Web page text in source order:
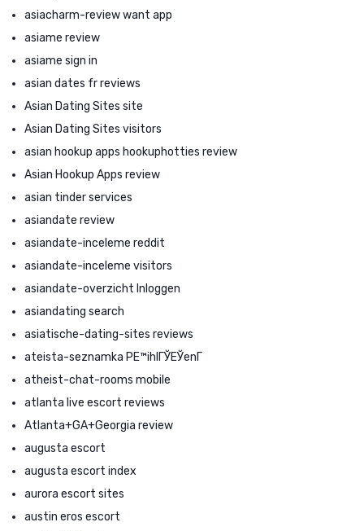
asiacharm-review want app
asiame review
asiame sign in
asian dates fr reviews
Asian Dating Sites site
Asian Dating Sites visitors
asian hookup apps hookuphotties review
Asian Hookup Apps review
asian tinder services
asiandate review
asiandate-inceleme reddit
asiandate-inceleme visitors
asiandate-overzicht Inloggen
asiandating search
asiatische-dating-sites reviews
ateista-seznamka PЕ™ihlГЎЕЎenГ­
atheist-chat-rooms mobile
atlanta live escort reviews
Atlanta+GA+Georgia review
augusta escort
augusta escort index
aurora escort sites
austin eros escort